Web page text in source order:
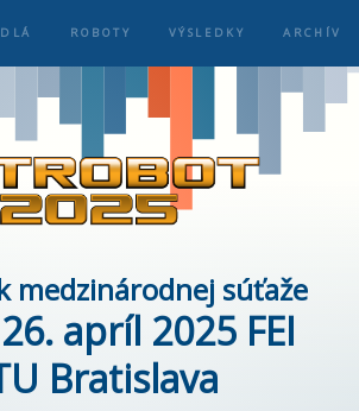
ROBOTY VÝSLEDKY ARCHÍV
medzinárodnej súťaže
26. apríl 2025 FEI
Bratislava